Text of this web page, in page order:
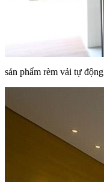
sản phẩm rèm vải tự động